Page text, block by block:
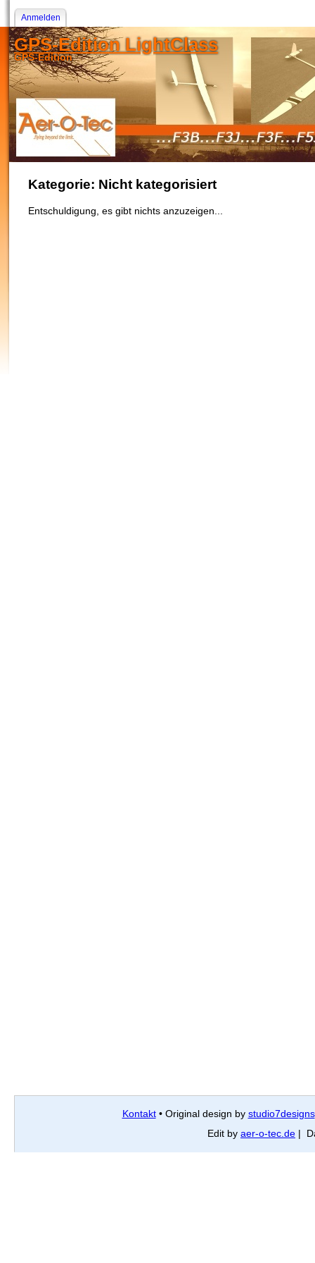
Anmelden
GPS-Edition LightClass
GPS-Edition
Kategorie: Nicht kategorisiert
Entschuldigung, es gibt nichts anzuzeigen...
Kontakt• Original design by studio7designs
Edit by aer-o-tec.de |